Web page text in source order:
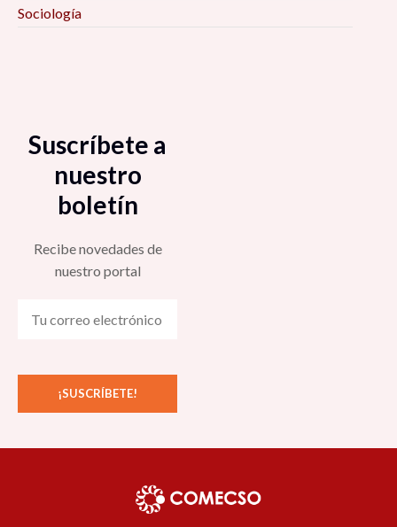
Sociología
Suscríbete a
nuestro
boletín
Recibe novedades de
nuestro portal